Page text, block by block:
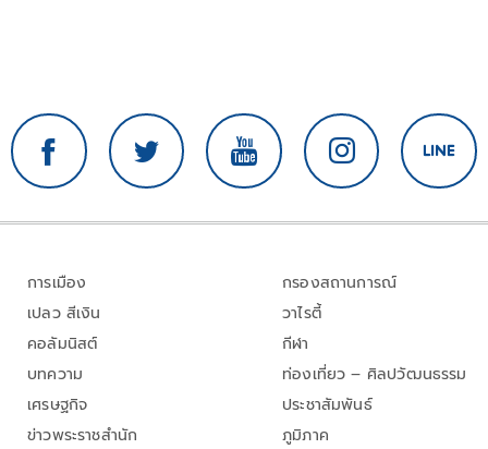
การเมือง
เปลว สีเงิน
คอลัมนิสต์
บทความ
เศรษฐกิจ
ข่าวพระราชสำนัก
กรองสถานการณ์
วาไรตี้
กีฬา
ท่องเที่ยว – ศิลปวัฒนธรรม
ประชาสัมพันธ์
ภูมิภาค